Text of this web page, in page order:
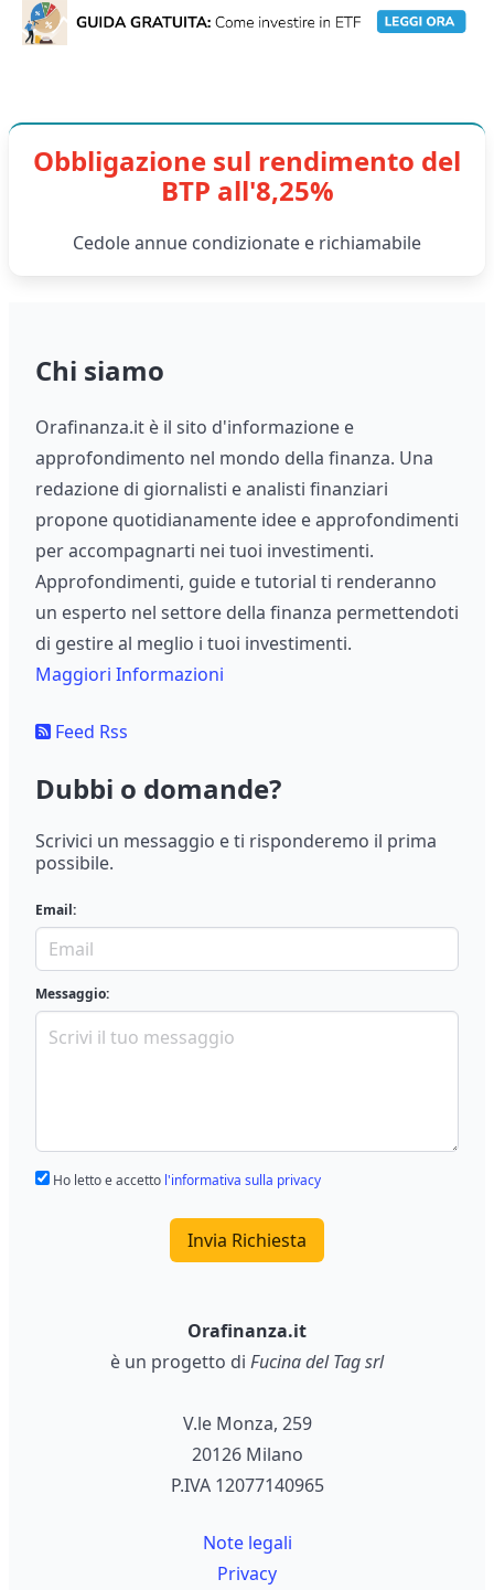
Obbligazione sul rendimento del
BTP all'8,25%
Cedole annue condizionate e richiamabile
Chi siamo
Orafinanza.it è il sito d'informazione e
approfondimento nel mondo della finanza. Una
redazione di giornalisti e analisti finanziari
propone quotidianamente idee e approfondimenti
per accompagnarti nei tuoi investimenti.
Approfondimenti, guide e tutorial ti renderanno
un esperto nel settore della finanza permettendoti
di gestire al meglio i tuoi investimenti.
Maggiori Informazioni
Feed Rss
Dubbi o domande?
Scrivici un messaggio e ti risponderemo il prima
possibile.
Email:
Messaggio:
Ho letto e accetto l'informativa sulla privacy
Invia Richiesta
Orafinanza.it
è un progetto di Fucina del Tag srl
V.le Monza, 259
20126 Milano
P.IVA 12077140965
Note legali
Privacy